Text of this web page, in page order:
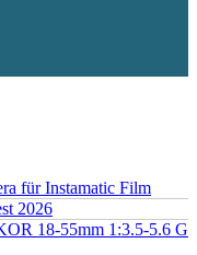
für Instamatic Film
2026
18-55mm 1:3.5-5.6 G